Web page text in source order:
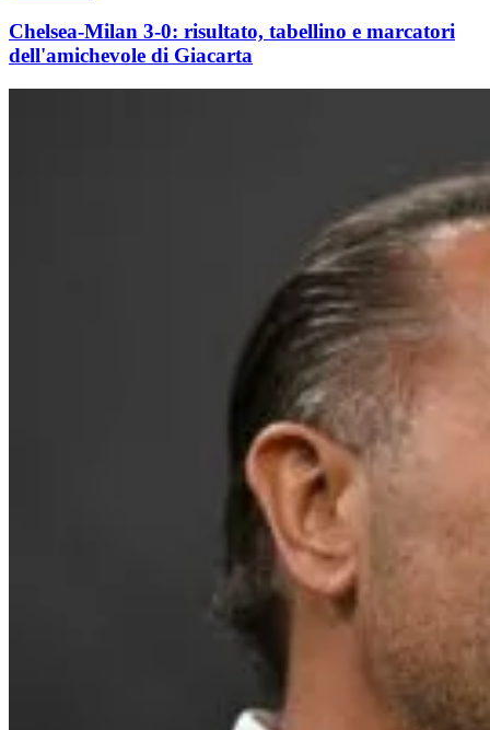
Chelsea-Milan 3-0: risultato, tabellino e marcatori
dell'amichevole di Giacarta